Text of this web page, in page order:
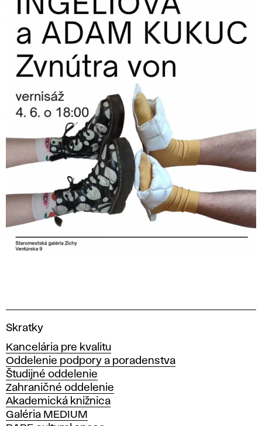
V
s
o
k
á
š
k
Skratky
Kancelária pre kvalitu
Oddelenie podpory a poradenstva
Študijné oddelenie
Zahraničné oddelenie
Akademická knižnica
Galéria MEDIUM